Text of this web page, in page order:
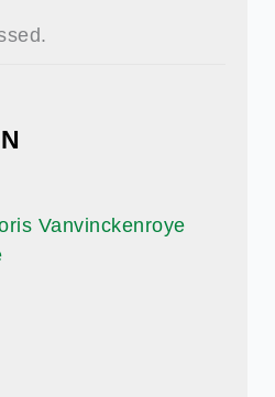
Vanvinckenroye